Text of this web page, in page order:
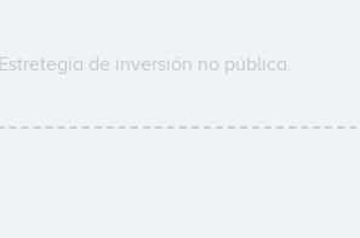
Estretegía de inversión no pública.